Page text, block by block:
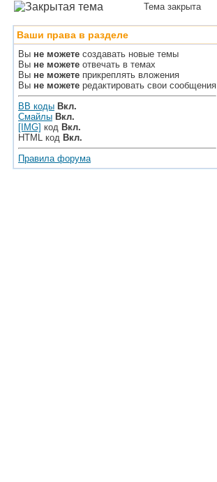
Тема закрыта
Ваши права в разделе
Вы не можете создавать новые темы
Вы не можете отвечать в темах
Вы не можете прикреплять вложения
Вы не можете редактировать свои сообщения
BB коды Вкл.
Смайлы Вкл.
[IMG] код Вкл.
HTML код Вкл.
Правила форума